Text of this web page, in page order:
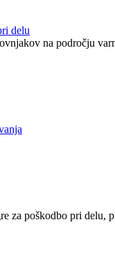
delu
na področju
za poškodbo pri delu,